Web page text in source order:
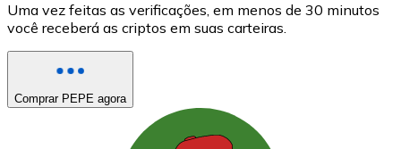
Uma vez feitas as verificações, em menos de 30 minutos
você receberá as criptos em suas carteiras.
Comprar PEPE agora